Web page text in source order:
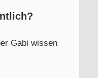
Gabi wissen